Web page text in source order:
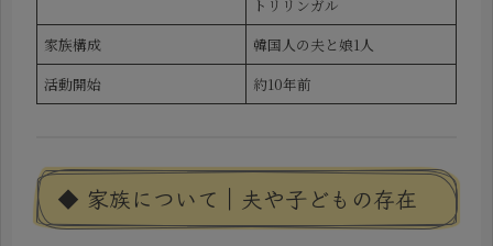
トリリンガル
家族構成
韓国人の夫と娘1人
活動開始
約10年前
◆ 家族について｜夫や子どもの存在